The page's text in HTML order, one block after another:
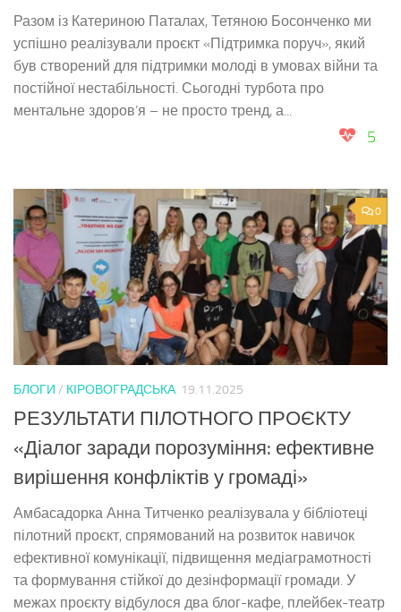
Разом із Катериною Паталах, Тетяною Босонченко ми
успішно реалізували проєкт «Підтримка поруч», який
був створений для підтримки молоді в умовах війни та
постійної нестабільності. Сьогодні турбота про
ментальне здоров’я – не просто тренд, а...
5
0
БЛОГИ / КІРОВОГРАДСЬКА 19.11.2025
РЕЗУЛЬТАТИ ПІЛОТНОГО ПРОЄКТУ
«Діалог заради порозуміння: ефективне
вирішення конфліктів у громаді»
Амбасадорка Анна Титченко реалізувала у бібліотеці
пілотний проєкт, спрямований на розвиток навичок
ефективної комунікації, підвищення медіаграмотності
та формування стійкої до дезінформації громади. У
межах проєкту відбулося два блог-кафе, плейбек-театр